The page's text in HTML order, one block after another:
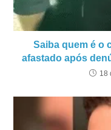
Saiba quem é o
afastado após
18